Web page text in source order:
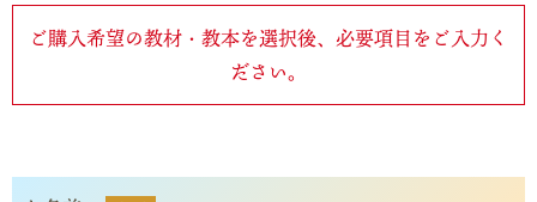
ご購入希望の教材・教本を選択後、必要項目をご入力く
ださい。